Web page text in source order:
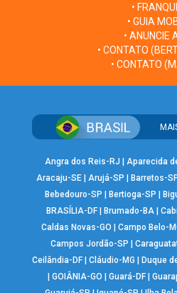
•
• GUIA
• ANUNCIE
• CONTATO
• CONTATO
Angra dos Reis-RJ | Aparecida
Aracaju-SE | Arujá-SP |Barretos-
Bebedouro-SP |Bertioga-SP |
BRASÍLIA-DF| Brumado-BA|
Caldas Novas-GO |Campo Belo-
Campos Jordão-SP |
Ceilândia-DF| Cláudio-MG | Duque
| GOIÂNIA-GO | Guará-DF|